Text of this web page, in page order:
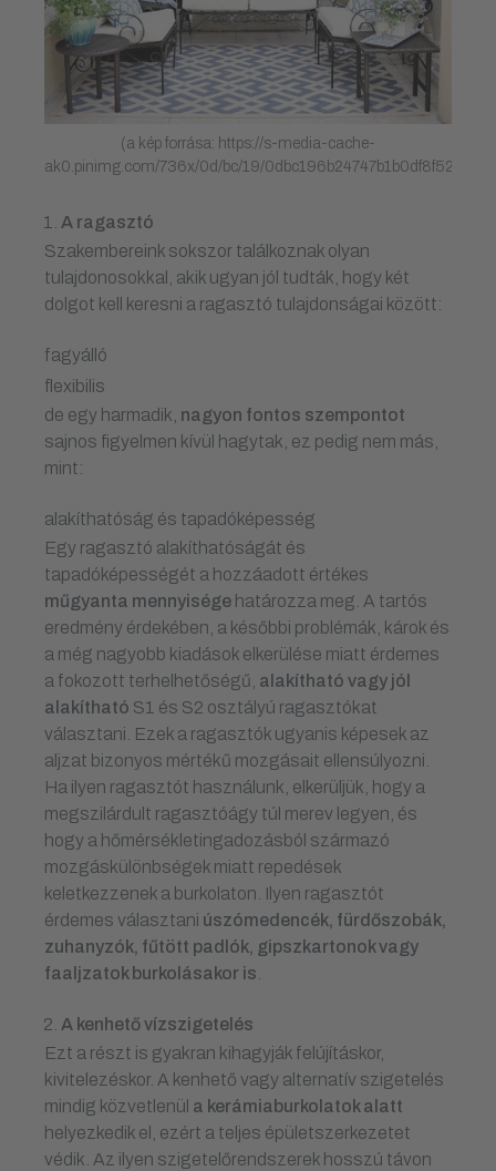
(a kép forrása: https://s-media-cache-
ak0.pinimg.com/736x/0d/bc/19/
A ragasztó
Szakembereink sokszor találkoznak olyan
tulajdonosokkal, akik ugyan jól tudták, hogy két
dolgot kell keresni a ragasztó tulajdonságai között:
fagyálló
flexibilis
de egy harmadik, nagyon fontos szempontot
sajnos figyelmen kívül hagytak, ez pedig nem más,
mint:
alakíthatóság és tapadóképesség
Egy ragasztó alakíthatóságát és
tapadóképességét a hozzáadott értékes
műgyanta mennyisége határozza meg. A tartós
eredmény érdekében, a későbbi problémák, károk és
a még nagyobb kiadások elkerülése miatt érdemes
a fokozott terhelhetőségű, alakítható vagy jól
alakítható S1 és S2 osztályú ragasztókat
választani. Ezek a ragasztók ugyanis képesek az
aljzat bizonyos mértékű mozgásait ellensúlyozni.
Ha ilyen ragasztót használunk, elkerüljük, hogy a
megszilárdult ragasztóágy túl merev legyen, és
hogy a hőmérsékletingadozásból származó
mozgáskülönbségek miatt repedések
keletkezzenek a burkolaton. Ilyen ragasztót
érdemes választani úszómedencék, fürdőszobák,
zuhanyzók, fűtött padlók, gipszkartonok vagy
faaljzatok burkolásakor is
A kenhető vízszigetelés
Ezt a részt is gyakran kihagyják felújításkor,
kivitelezéskor. A kenhető vagy alternatív szigetelés
mindig közvetlenül a kerámiaburkolatok alatt
helyezkedik el, ezért a teljes épületszerkezetet
védik. Az ilyen szigetelőrendszerek hosszú távon